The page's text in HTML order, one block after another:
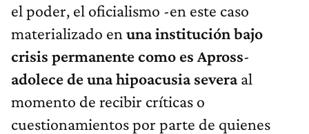
el poder, el oficialismo -en este caso
materializado en una institución bajo
crisis permanente como es Apross-
adolece de una hipoacusia severaal
momento de recibir críticas o
cuestionamientos por parte de quienes